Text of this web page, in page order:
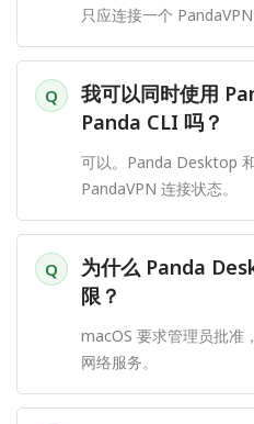
只应连接一个 PandaVPN
Q
我可以同时使用
Panda CLI 吗？
可以。Panda Desktop
PandaVPN 连接状态。
Q
为什么 Panda
限？
macOS 要求管理员批准
网络服务。